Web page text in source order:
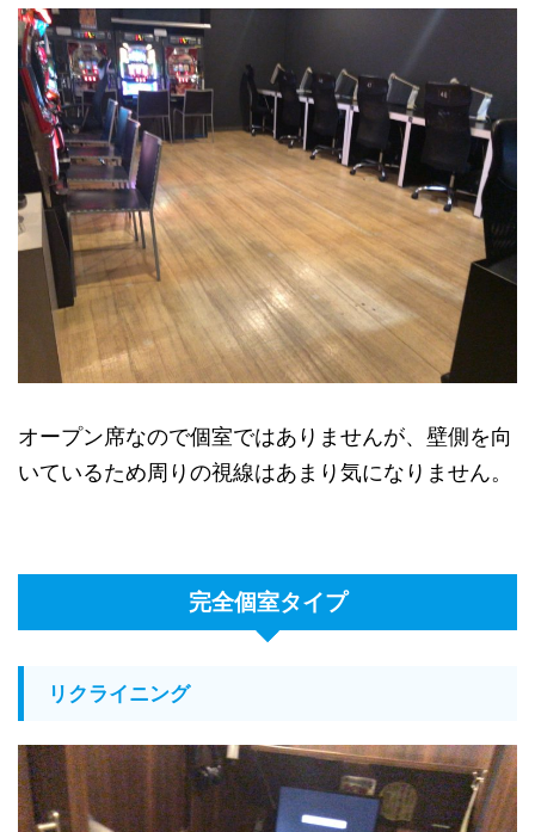
オープン席なので個室ではありませんが、壁側を向
いているため周りの視線はあまり気になりません。
完全個室タイプ
リクライニング